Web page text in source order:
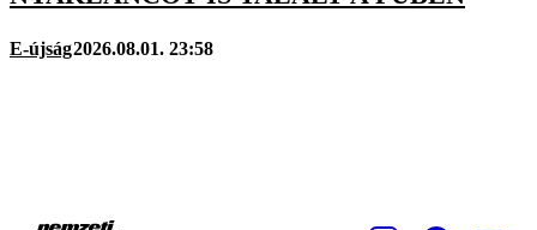
E-újság2026.08.01. 23:58